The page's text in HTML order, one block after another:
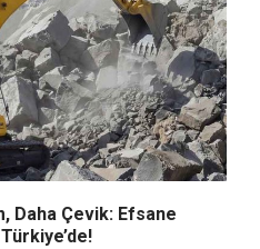
Daha Çevik: Efsane